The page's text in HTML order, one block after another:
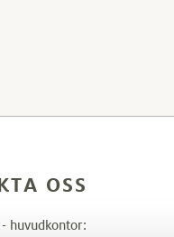
OSS
- huvudkontor: